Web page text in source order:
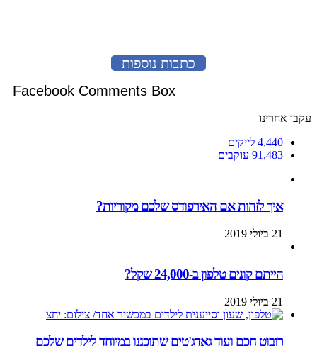
כתבות נוספות
Facebook Comments Box
עקבו אחרינו
4,440 לייקים
91,483 עוקבים
איך לזהות אם האירפודס שלכם מקוריות?
21 ביולי 2019
הייתם קונים טלפון ב-24,000 שקל?
21 ביולי 2019
רובוט חכם ועוד גאדג'טים שתוכננו במיוחד לילדים שלכם